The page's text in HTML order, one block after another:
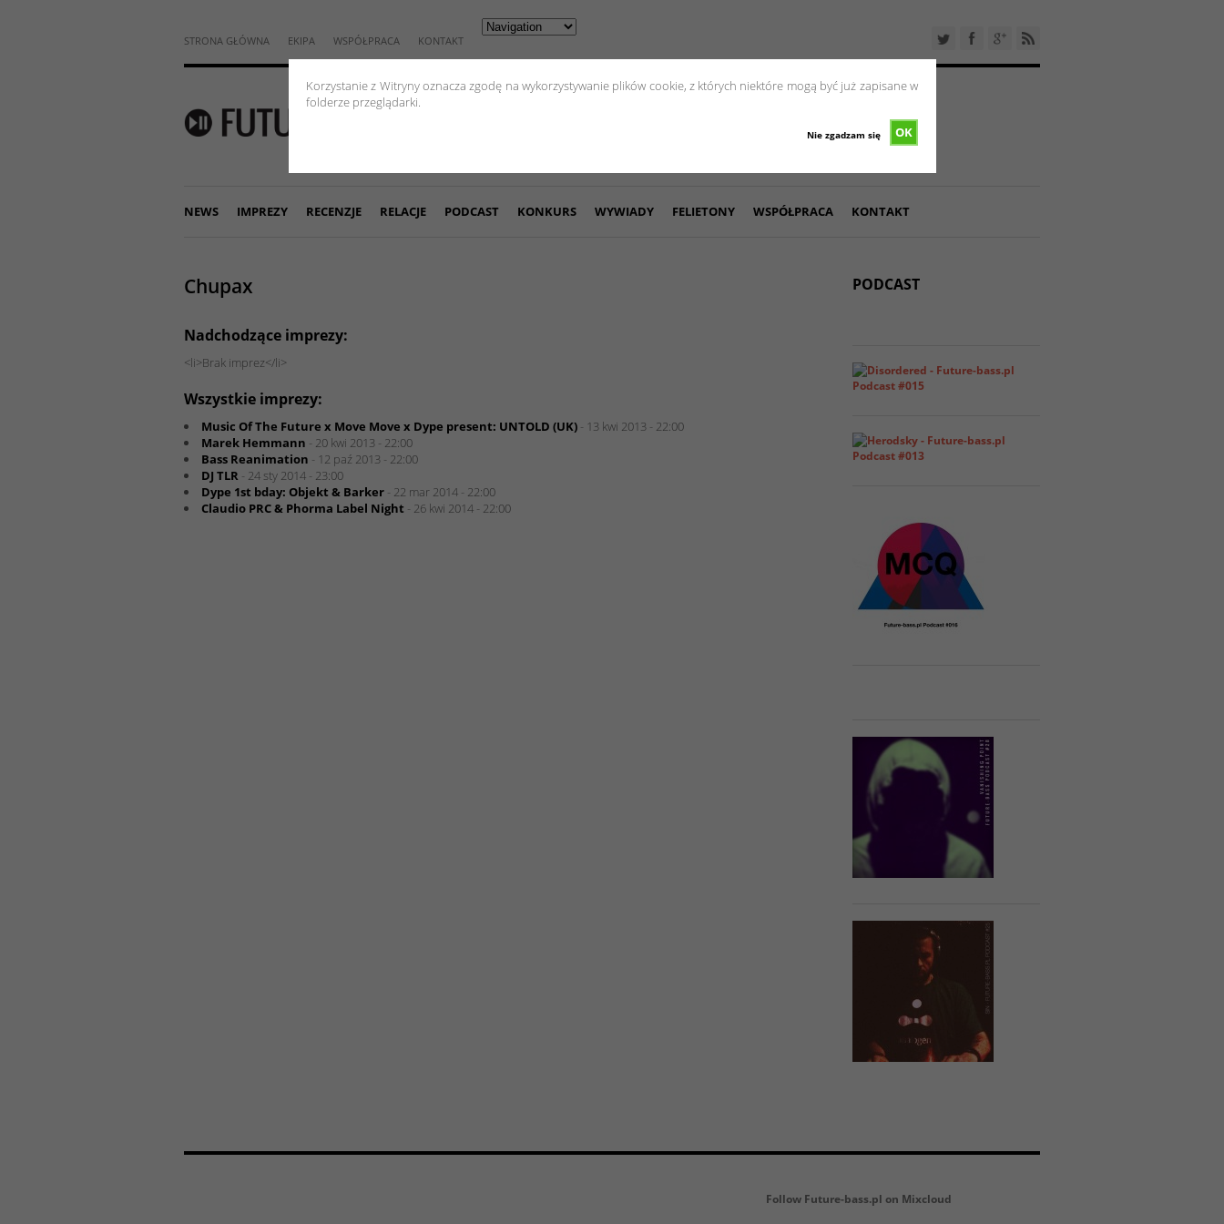
Korzystanie z Witryny oznacza zgodę na wykorzystywanie plików cookie, z których niektóre mogą być już zapisane w
folderze przeglądarki.
OK
Nie zgadzam się
STRONA GŁÓWNA EKIPA WSPÓŁPRACA KONTAKT
NEWS IMPREZY RECENZJE RELACJE PODCAST KONKURS WYWIADY FELIETONY WSPÓŁPRACA KONTAKT
Chupax
Nadchodzące imprezy:
<li>Brak imprez</li>
Wszystkie imprezy:
Music Of The Future x Move Move x Dype present: UNTOLD (UK) - 13 kwi 2013 - 22:00
Marek Hemmann - 20 kwi 2013 - 22:00
Bass Reanimation - 12 paź 2013 - 22:00
DJ TLR - 24 sty 2014 - 23:00
Dype 1st bday: Objekt & Barker - 22 mar 2014 - 22:00
Claudio PRC & Phorma Label Night - 26 kwi 2014 - 22:00
PODCAST
Follow Future-bass.pl on Mixcloud